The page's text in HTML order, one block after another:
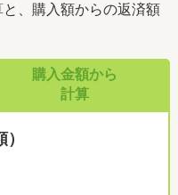
、購入額からの返済額
購入金額から
計算